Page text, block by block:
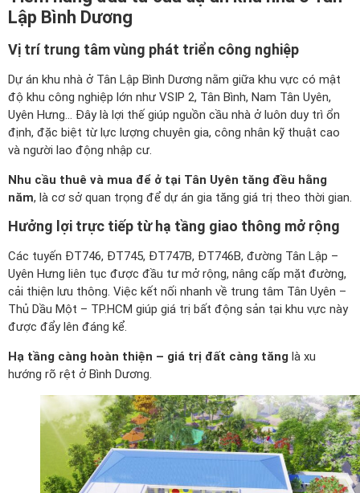
Lập Bình Dương
Vị trí trung tâm vùng phát triển công nghiệp
Dự án khu nhà ở Tân Lập Bình Dương nằm giữa khu vực có mật
độ khu công nghiệp lớn như VSIP 2, Tân Bình, Nam Tân Uyên,
Uyên Hưng… Đây là lợi thế giúp nguồn cầu nhà ở luôn duy trì ổn
định, đặc biệt từ lực lượng chuyên gia, công nhân kỹ thuật cao
và người lao động nhập cư.
Nhu cầu thuê và mua để ở tại Tân Uyên tăng đều hằng
năm, là cơ sở quan trọng để dự án gia tăng giá trị theo thời gian.
Hưởng lợi trực tiếp từ hạ tầng giao thông mở rộng
Các tuyến ĐT746, ĐT745, ĐT747B, ĐT746B, đường Tân Lập –
Uyên Hưng liên tục được đầu tư mở rộng, nâng cấp mặt đường,
cải thiện lưu thông. Việc kết nối nhanh về trung tâm Tân Uyên –
Thủ Dầu Một – TP.HCM giúp giá trị bất động sản tại khu vực này
được đẩy lên đáng kể.
Hạ tầng càng hoàn thiện – giá trị đất càng tăng là xu
hướng rõ rệt ở Bình Dương.